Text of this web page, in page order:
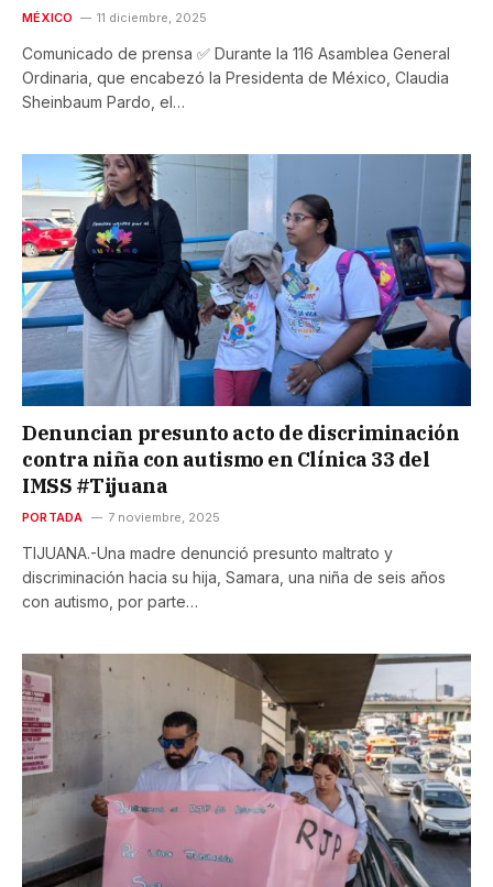
MÉXICO 11 diciembre, 2025
Comunicado de prensa ✅ Durante la 116 Asamblea General
Ordinaria, que encabezó la Presidenta de México, Claudia
Sheinbaum Pardo, el…
Denuncian presunto acto de discriminación
contra niña con autismo en Clínica 33 del
IMSS #Tijuana
PORTADA 7 noviembre, 2025
TIJUANA.-Una madre denunció presunto maltrato y
discriminación hacia su hija, Samara, una niña de seis años
con autismo, por parte…